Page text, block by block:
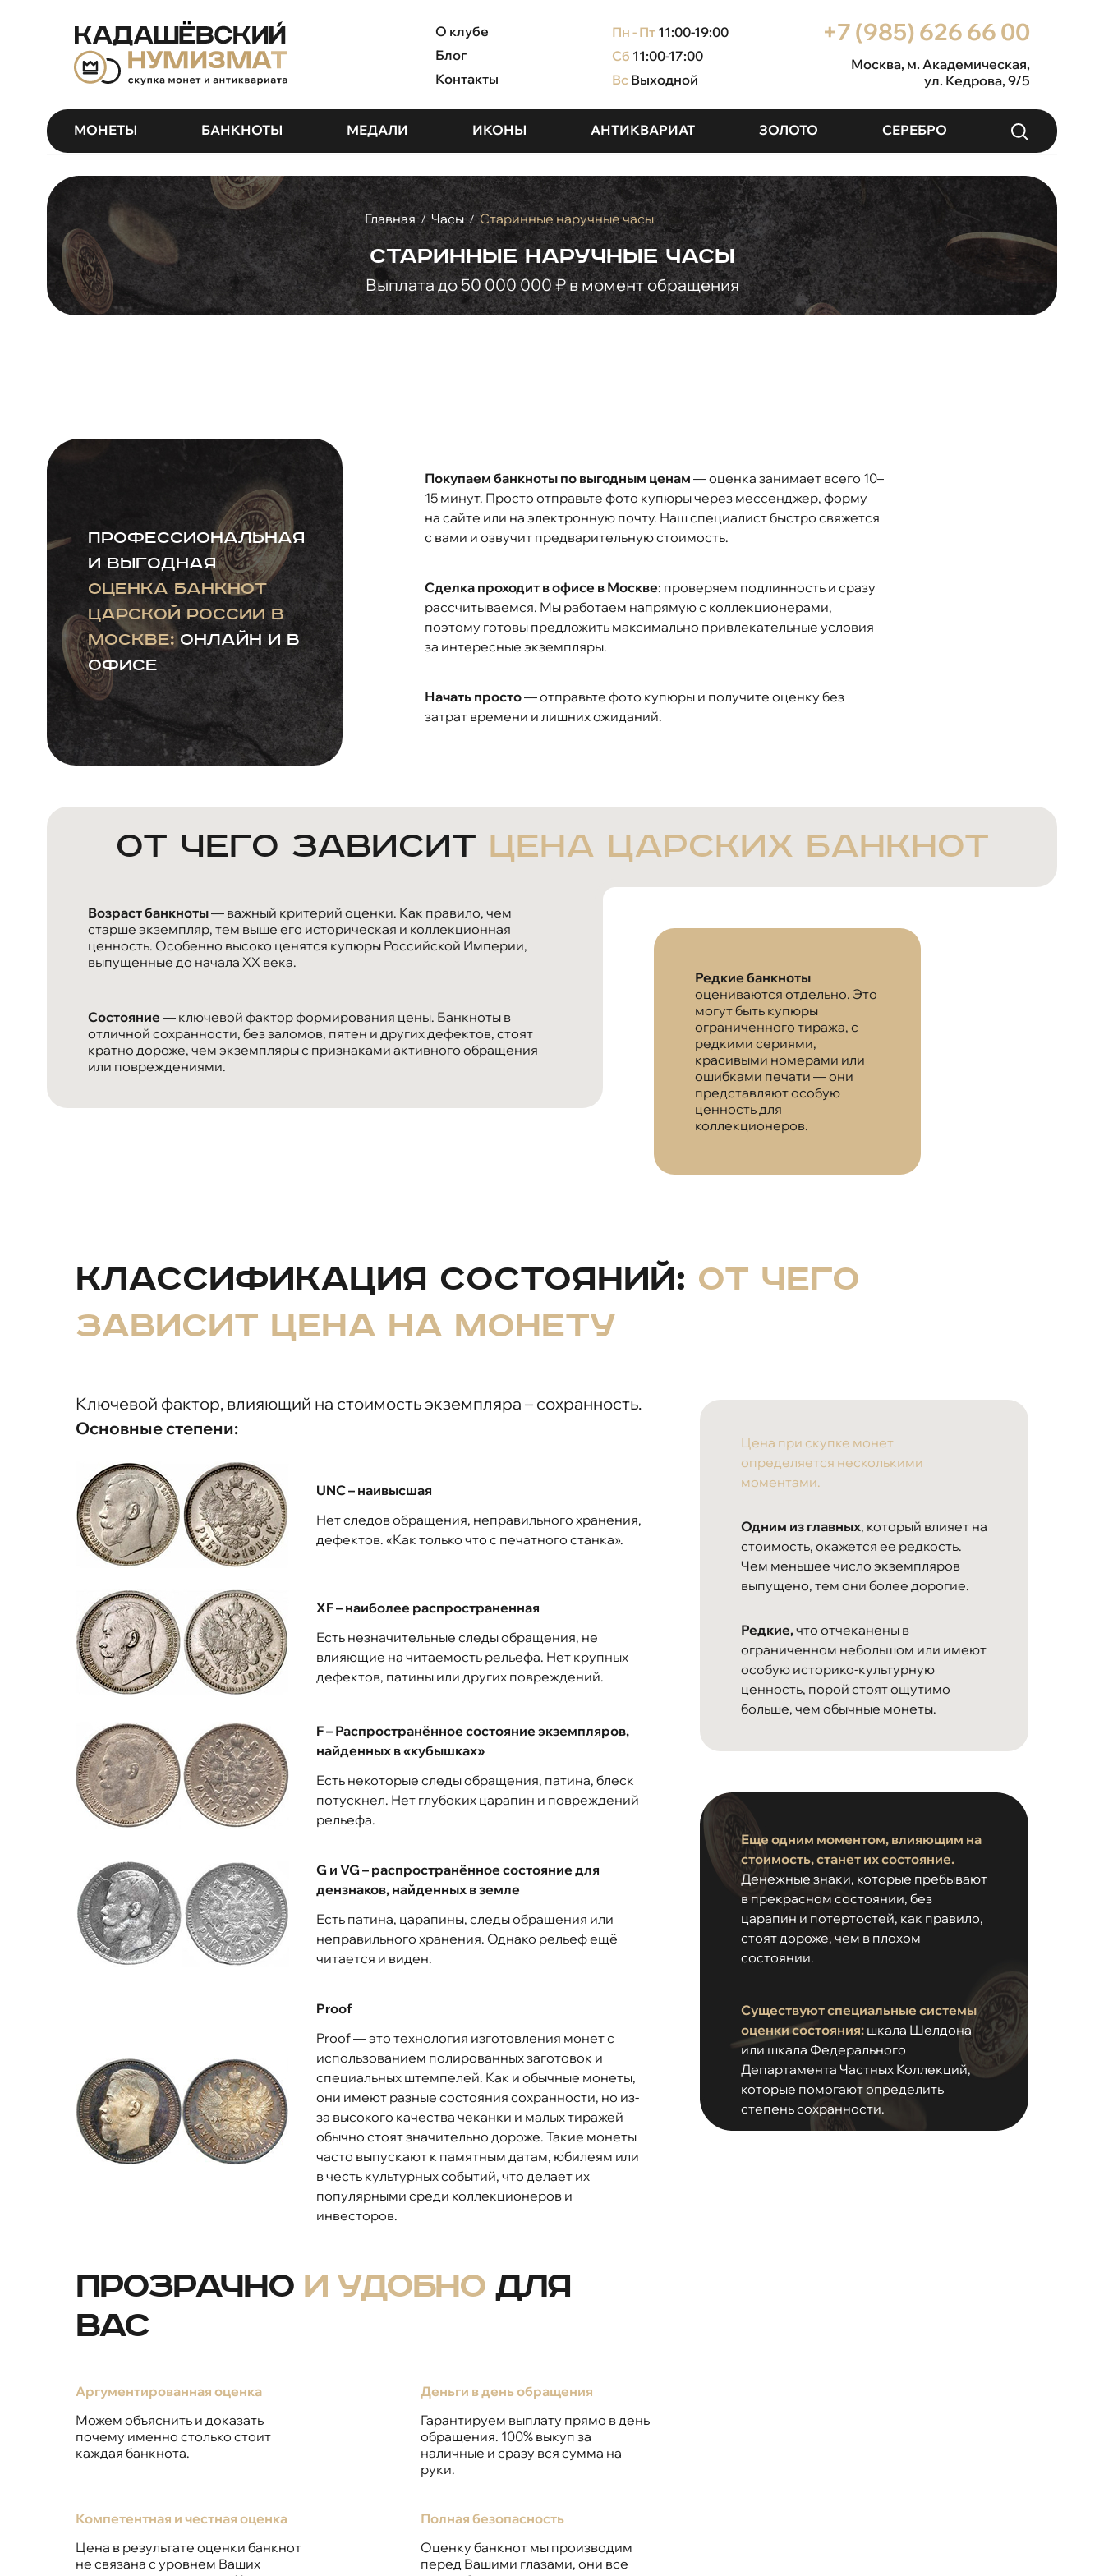
О клубе
Блог
Контакты
Пн - Пт 11:00-19:00
Сб 11:00-17:00
Вс Выходной
+7 (985) 626 66 00
Москва, м. Академическая,
ул. Кедрова, 9/5
МОНЕТЫ БАНКНОТЫ МЕДАЛИ ИКОНЫ АНТИКВАРИАТ ЗОЛОТО СЕРЕБРО
Главная / Часы / Старинные наручные часы
Старинные наручные часы
Выплата до 50 000 000 ₽ в момент обращения
Профессиональная
и выгодная
оценка банкнот
царской России в
Москве:онлайн и в
офисе
Покупаем банкноты по выгодным ценам — оценка занимает всего 10–
15 минут. Просто отправьте фото купюры через мессенджер, форму
на сайте или на электронную почту. Наш специалист быстро свяжется
с вами и озвучит предварительную стоимость.
Сделка проходит в офисе в Москве: проверяем подлинность и сразу
рассчитываемся. Мы работаем напрямую с коллекционерами,
поэтому готовы предложить максимально привлекательные условия
за интересные экземпляры.
Начать просто— отправьте фото купюры и получите оценку без
затрат времени и лишних ожиданий.
От чего зависит цена царских банкнот
Возраст банкноты— важный критерий оценки. Как правило, чем
старше экземпляр, тем выше его историческая и коллекционная
ценность. Особенно высоко ценятся купюры Российской Империи,
выпущенные до начала XX века.
Состояние — ключевой фактор формирования цены. Банкноты в
отличной сохранности, без заломов, пятен и других дефектов, стоят
кратно дороже, чем экземпляры с признаками активного обращения
или повреждениями.
Редкие банкноты
оцениваются отдельно. Это
могут быть купюры
ограниченного тиража, с
редкими сериями,
красивыми номерами или
ошибками печати — они
представляют особую
ценность для
коллекционеров.
Классификация состояний: от чего
зависит цена на монету
Ключевой фактор, влияющий на стоимость экземпляра – сохранность.
Основные степени:
UNC – наивысшая
Нет следов обращения, неправильного хранения,
дефектов. «Как только что с печатного станка».
XF – наиболее распространенная
Есть незначительные следы обращения, не
влияющие на читаемость рельефа. Нет крупных
дефектов, патины или других повреждений.
F – Распространённое состояние экземпляров,
найденных в «кубышках»
Есть некоторые следы обращения, патина, блеск
потускнел. Нет глубоких царапин и повреждений
рельефа.
G и VG – распространённое состояние для
дензнаков, найденных в земле
Есть патина, царапины, следы обращения или
неправильного хранения. Однако рельеф ещё
читается и виден.
Proof
Proof — это технология изготовления монет с
использованием полированных заготовок и
специальных штемпелей. Как и обычные монеты,
они имеют разные состояния сохранности, но из-
за высокого качества чеканки и малых тиражей
обычно стоят значительно дороже. Такие монеты
часто выпускают к памятным датам, юбилеям или
в честь культурных событий, что делает их
популярными среди коллекционеров и
инвесторов.
Цена при скупке монет
определяется несколькими
моментами.
Одним из главных, который влияет на
стоимость, окажется ее редкость.
Чем меньшее число экземпляров
выпущено, тем они более дорогие.
Редкие,что отчеканены в
ограниченном небольшом или имеют
особую историко-культурную
ценность, порой стоят ощутимо
больше, чем обычные монеты.
Еще одним моментом, влияющим на
стоимость, станет их состояние.
Денежные знаки, которые пребывают
в прекрасном состоянии, без
царапин и потертостей, как правило,
стоят дороже, чем в плохом
состоянии.
Существуют специальные системы
оценки состояния: шкала Шелдона
или шкала Федерального
Департамента Частных Коллекций,
которые помогают определить
степень сохранности.
Прозрачно и удобнодля
вас
Аргументированная оценка
Можем объяснить и доказать
почему именно столько стоит
каждая банкнота.
Компетентная и честная оценка
Цена в результате оценки банкнот
не связана с уровнем Ваших
Деньги в день обращения
Гарантируем выплату прямо в день
обращения. 100% выкуп за
наличные и сразу вся сумма на
руки.
Полная безопасность
Оценку банкнот мы производим
перед Вашими глазами, они все